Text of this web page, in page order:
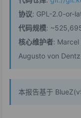
协议: GPL-2.0-or-
代码规模:
核心维护者:
Augusto von Dentz
本报告基于